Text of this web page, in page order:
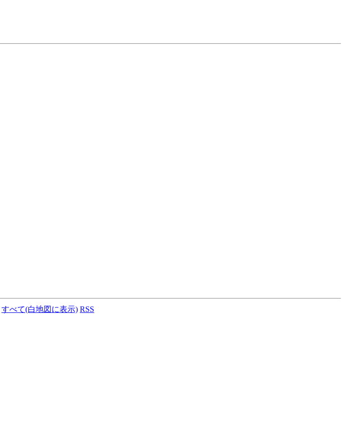
すべて(白地図に表示) RSS